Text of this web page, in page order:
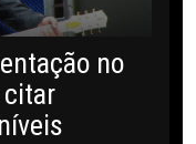
no
citar